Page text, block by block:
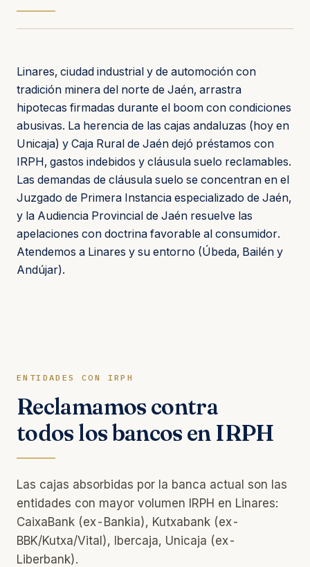
Linares, ciudad industrial y de automoción con
tradición minera del norte de Jaén, arrastra
hipotecas firmadas durante el boom con condiciones
abusivas. La herencia de las cajas andaluzas (hoy en
Unicaja) y Caja Rural de Jaén dejó préstamos con
IRPH, gastos indebidos y cláusula suelo reclamables.
Las demandas de cláusula suelo se concentran en el
Juzgado de Primera Instancia especializado de Jaén,
y la Audiencia Provincial de Jaén resuelve las
apelaciones con doctrina favorable al consumidor.
Atendemos a Linares y su entorno (Úbeda, Bailén y
Andújar).
ENTIDADES CON IRPH
Reclamamos contra
todos los bancos en IRPH
Las cajas absorbidas por la banca actual son las
entidades con mayor volumen IRPH en Linares:
CaixaBank (ex-Bankia), Kutxabank (ex-
BBK/Kutxa/Vital), Ibercaja, Unicaja (ex-
Liberbank).